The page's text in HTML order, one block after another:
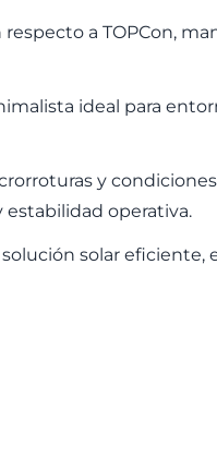
respecto a TOPCon,
ideal para
y
estabilidad operativa.
ón solar eficiente,